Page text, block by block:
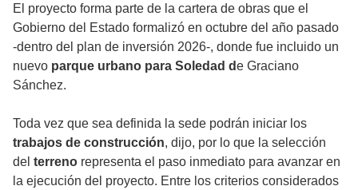
El proyecto forma parte de la cartera de obras que el
Gobierno del Estado formalizó en octubre del año pasado
-dentro del plan de inversión 2026-, donde fue incluido un
nuevo parque urbano para Soledad de Graciano
Sánchez.
Toda vez que sea definida la sede podrán iniciar los
trabajos de construcción, dijo, por lo que la selección
del terreno representa el paso inmediato para avanzar en
la ejecución del proyecto. Entre los criterios considerados